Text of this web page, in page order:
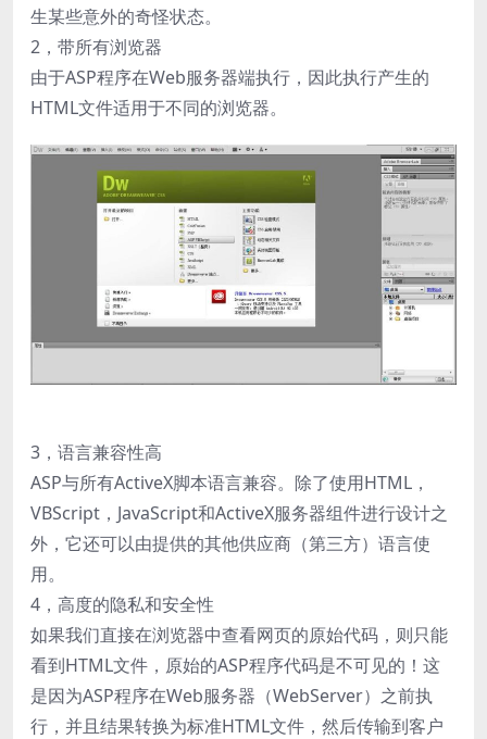
生某些意外的奇怪状态。
2，带所有浏览器
由于ASP程序在Web服务器端执行，因此执行产生的
HTML文件适用于不同的浏览器。
3，语言兼容性高
ASP与所有ActiveX脚本语言兼容。除了使用HTML，
VBScript，JavaScript和ActiveX服务器组件进行设计之
外，它还可以由提供的其他供应商（第三方）语言使
用。
4，高度的隐私和安全性
如果我们直接在浏览器中查看网页的原始代码，则只能
看到HTML文件，原始的ASP程序代码是不可见的！这
是因为ASP程序在Web服务器（WebServer）之前执
行，并且结果转换为标准HTML文件，然后传输到客户